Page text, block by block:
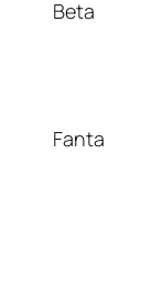
Beta
Fanta